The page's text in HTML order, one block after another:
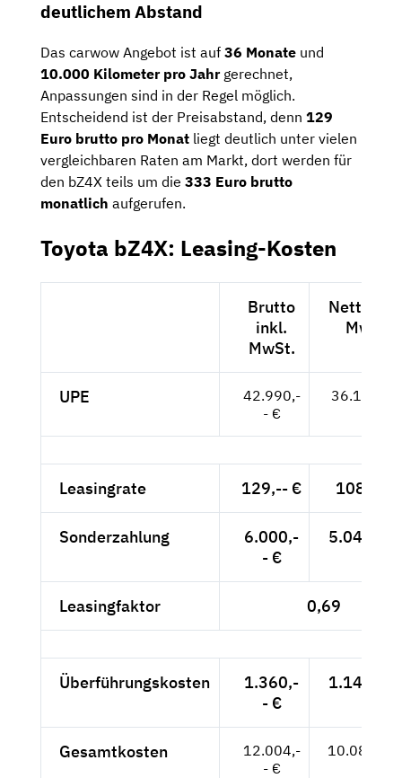
deutlichem Abstand
Das carwow Angebot ist auf 36 Monate und
10.000 Kilometer pro Jahrgerechnet,
Anpassungen sind in der Regel möglich.
Entscheidend ist der Preisabstand, denn 129
Euro brutto pro Monat liegt deutlich unter vielen
vergleichbaren Raten am Markt, dort werden für
den bZ4X teils um die 333 Euro brutto
monatlich aufgerufen.
Toyota bZ4X: Leasing-Kosten
Brutto
inkl.
MwSt.
Netto
MwSt.
UPE
42.990,-
- €
36.126,--
Leasingrate 129,-- € 108,40 €
Sonderzahlung
6.000,-
- €
5.042,02
Leasingfaktor 0,69
Überführungskosten
1.360,-
- €
1.142,86
Gesamtkosten
12.004,-
- €
10.087,39